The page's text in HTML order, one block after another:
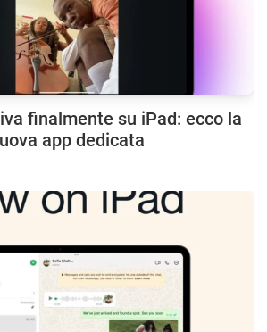
finalmente su iPad: ecco la
app dedicata